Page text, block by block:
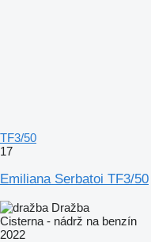
TF3/50
17
Emiliana Serbatoi TF3/50
Dražba
Cisterna - nádrž na benzín
2022